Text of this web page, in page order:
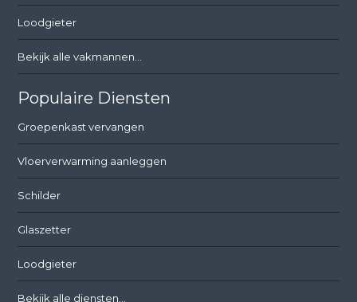
Loodgieter
Bekijk alle vakmannen...
Populaire Diensten
Groepenkast vervangen
Vloerverwarming aanleggen
Schilder
Glaszetter
Loodgieter
Bekijk alle diensten...